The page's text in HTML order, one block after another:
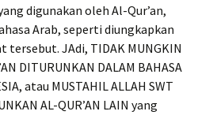
digunakan oleh Al-Qur’an,
Arab, seperti diungkapkan
tersebut. JAdi, TIDAK MUNGKIN
DITURUNKAN DALAM BAHASA
atau MUSTAHIL ALLAH SWT
AL-QUR’AN LAIN yang